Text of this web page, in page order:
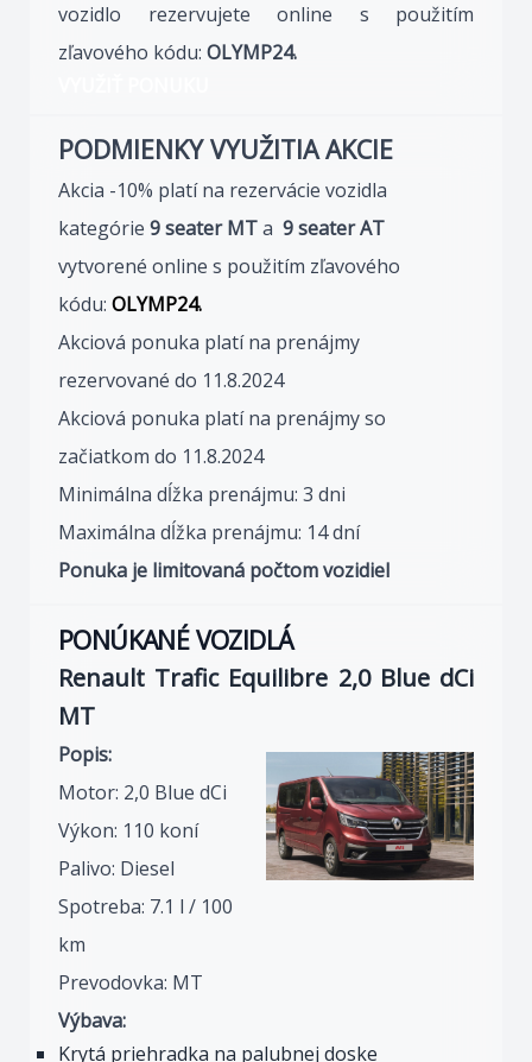
vozidlo rezervujete online s použitím
zľavového kódu: OLYMP24.
PODMIENKY VYUŽITIA AKCIE
Akcia -10% platí na rezervácie vozidla
kategórie 9 seater MTa 9 seater AT
vytvorené online s použitím zľavového
kódu: OLYMP24.
Akciová ponuka platí na prenájmy
rezervované do 11.8.2024
Akciová ponuka platí na prenájmy so
začiatkom do 11.8.2024
Minimálna dĺžka prenájmu: 3 dni
Maximálna dĺžka prenájmu: 14 dní
Ponuka je limitovaná počtom vozidiel
PONÚKANÉ VOZIDLÁ
Renault Trafic Equilibre 2,0 Blue dCi
MT
Popis:
Motor: 2,0 Blue dCi
Výkon: 110 koní
Palivo: Diesel
Spotreba: 7.1 l / 100
km
Prevodovka: MT
Výbava:
Krytá priehradka na palubnej doske